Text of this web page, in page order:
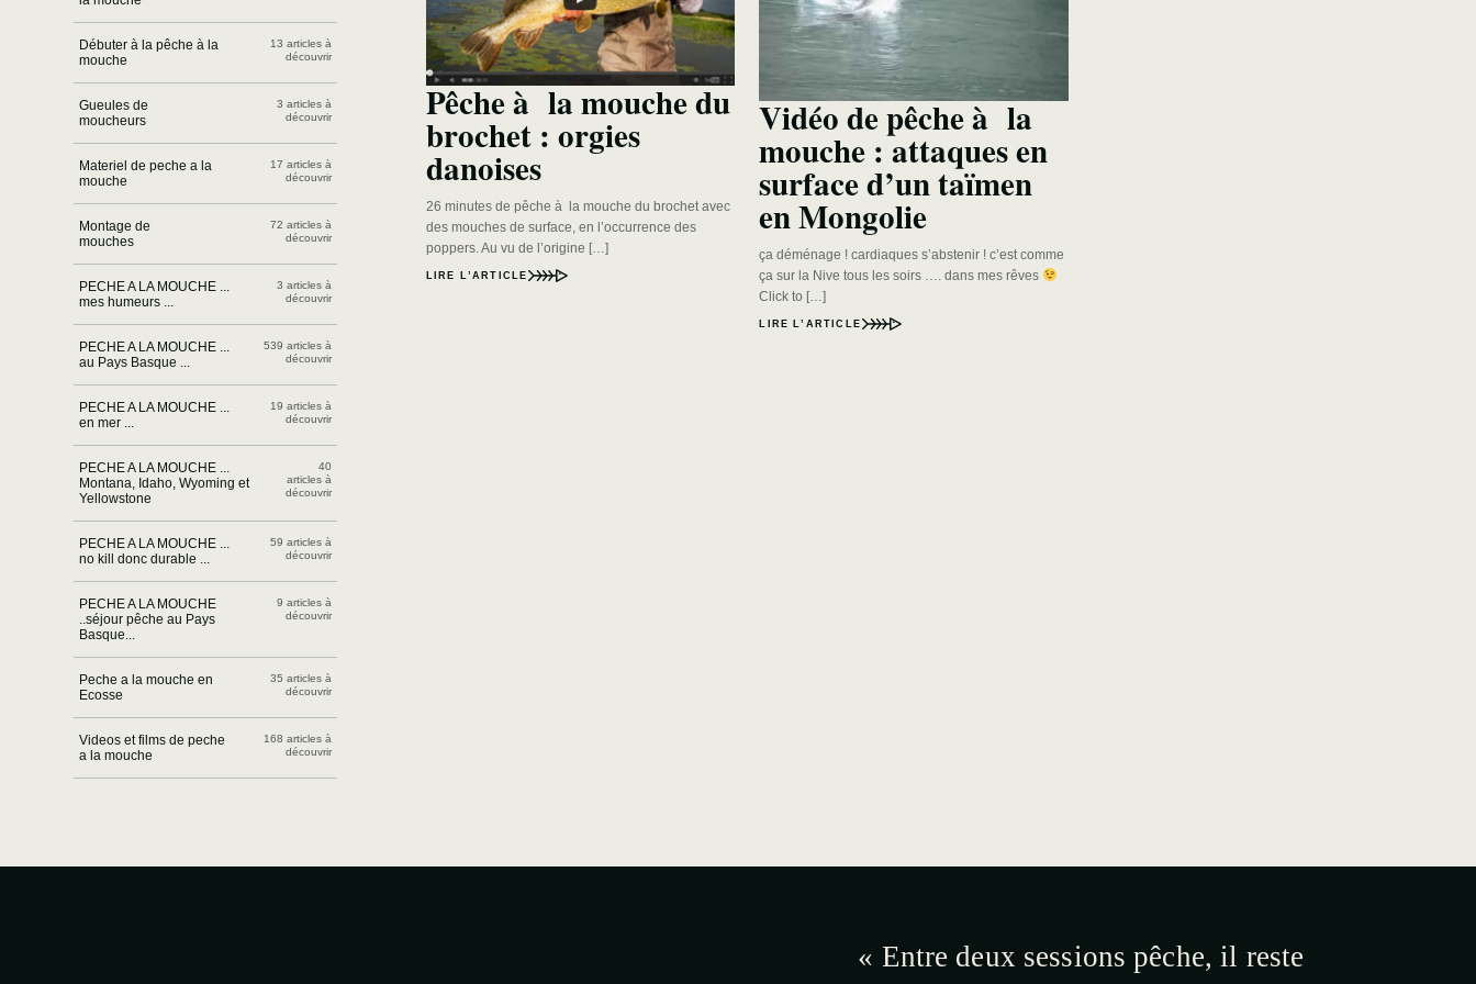
Débuter à la pêche à la
mouche
13 articles à
découvrir
Gueules de
moucheurs
3 articles à
découvrir
Materiel de peche a la
mouche
17 articles à
découvrir
Montage de
mouches
72 articles à
découvrir
PECHE A LA MOUCHE ...
mes humeurs ...
3 articles à
découvrir
PECHE A LA MOUCHE ...
au Pays Basque ...
539 articles à
découvrir
PECHE A LA MOUCHE ...
en mer ...
19 articles à
découvrir
PECHE A LA MOUCHE ...
Montana, Idaho, Wyoming et
Yellowstone
40
articles à
découvrir
PECHE A LA MOUCHE ...
no kill donc durable ...
59 articles à
découvrir
PECHE A LA MOUCHE
..séjour pêche au Pays
Basque...
9 articles à
découvrir
Peche a la mouche en
Ecosse
35 articles à
découvrir
Videos et films de peche
a la mouche
168 articles à
découvrir
Pêche à la mouche du
brochet : orgies
danoises
26 minutes de pêche à la mouche du brochet avec
des mouches de surface, en l’occurrence des
poppers. Au vu de l’origine […]
LIRE L’ARTICLE
Vidéo de pêche à la
mouche : attaques en
surface d’un taïmen
en Mongolie
ça déménage ! cardiaques s’abstenir ! c’est comme
ça sur la Nive tous les soirs …. dans mes rêves
Click to […]
LIRE L’ARTICLE
« Entre deux sessions pêche, il reste